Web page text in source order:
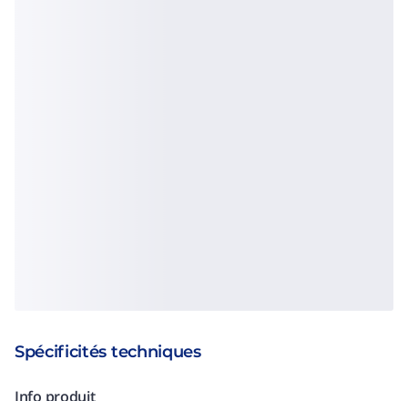
Spécificités techniques
Info produit